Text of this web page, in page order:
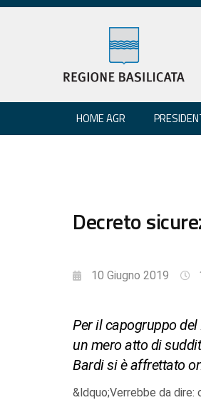
HOME AGR
Decreto
10 Giugno 2019
Per il capogruppo
un mero atto di
Bardi si è affrettato
&ldquo;Verrebbe da